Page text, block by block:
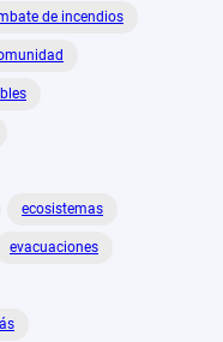
de incendios
ecosistemas
evacuaciones